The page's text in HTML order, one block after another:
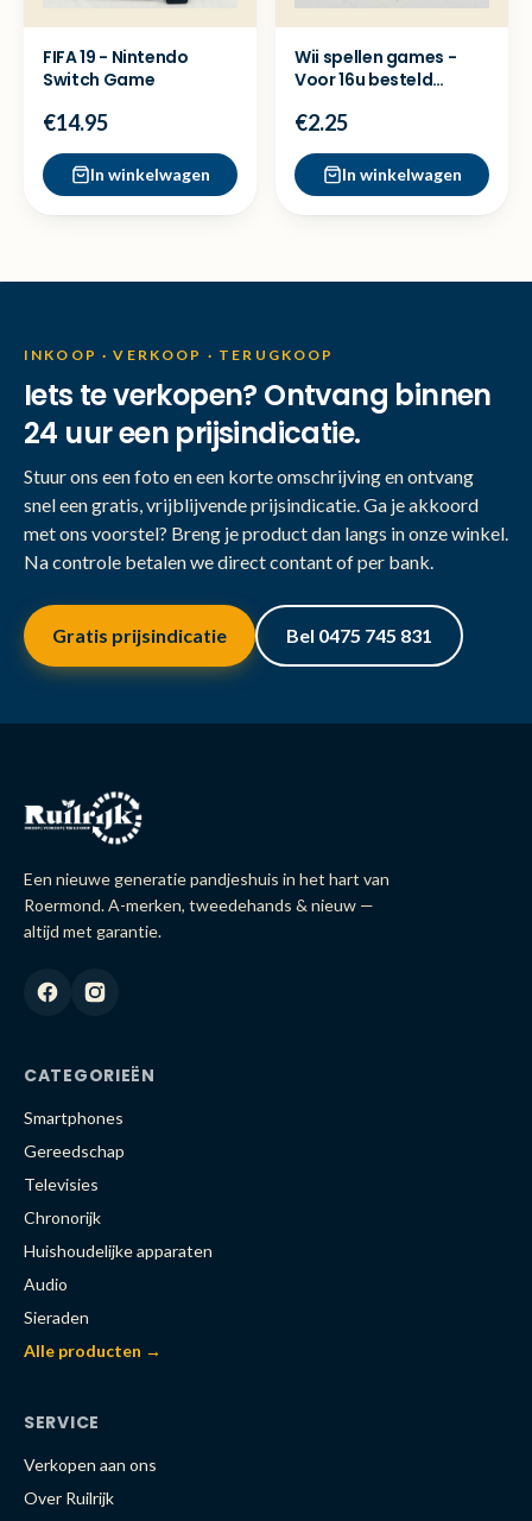
FIFA 19 - Nintendo
Switch Game
€14.95
In winkelwagen
Wii spellen games -
Voor 16u besteld
verzonden
€2.25
In winkelwagen
INKOOP · VERKOOP · TERUGKOOP
Iets te verkopen? Ontvang binnen
24 uur een prijsindicatie.
Stuur ons een foto en een korte omschrijving en ontvang
snel een gratis, vrijblijvende prijsindicatie. Ga je akkoord
met ons voorstel? Breng je product dan langs in onze winkel.
Na controle betalen we direct contant of per bank.
Gratis prijsindicatie Bel 0475 745 831
Een nieuwe generatie pandjeshuis in het hart van
Roermond. A-merken, tweedehands & nieuw —
altijd met garantie.
CATEGORIEËN
Smartphones
Gereedschap
Televisies
Chronorijk
Huishoudelijke apparaten
Audio
Sieraden
Alle producten →
SERVICE
Verkopen aan ons
Over Ruilrijk